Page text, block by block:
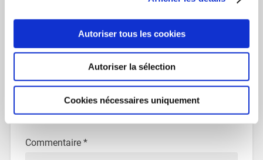
Autoriser tous les cookies
Autoriser la sélection
Cookies nécessaires uniquement
Laisser un commentaire
Votre adresse e-mail ne sera pas publiée.
obligatoires sont indiqués avec*
Commentaire *